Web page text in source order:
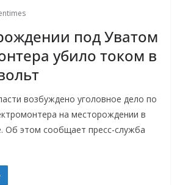
под Уватом
убило током в
возбуждено уголовное дело по
на месторождении в
Об этом сообщает пресс-служба